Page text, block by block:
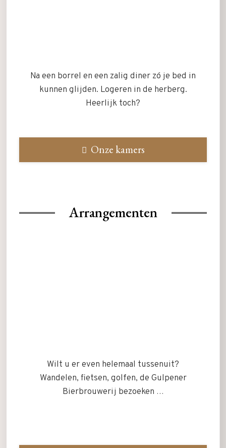
Na een borrel en een zalig diner zó je bed in
kunnen glijden. Logeren in de herberg.
Heerlijk toch?
Onze kamers
Arrangementen
Wilt u er even helemaal tussenuit?
Wandelen, fietsen, golfen, de Gulpener
Bierbrouwerij bezoeken …